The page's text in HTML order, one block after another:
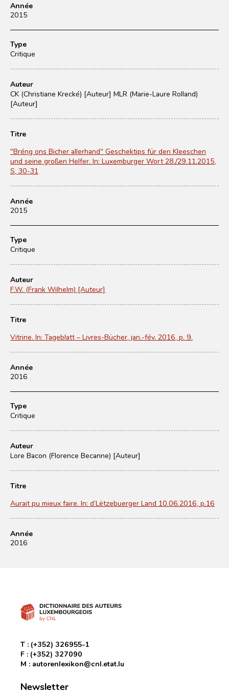
Année
2015
Type
Critique
Auteur
CK (Christiane Krecké) [Auteur] MLR (Marie-Laure Rolland)
[Auteur]
Titre
"Bréng ons Bicher allerhand" Geschektips für den Kleeschen
und seine großen Helfer. In: Luxemburger Wort 28./29.11.2015,
S, 30-31
Année
2015
Type
Critique
Auteur
F.W. (Frank Wilhelm) [Auteur]
Titre
Vitrine. In: Tageblatt – Livres-Bücher, jan.-fév. 2016, p. 9.
Année
2016
Type
Critique
Auteur
Lore Bacon (Florence Becanne) [Auteur]
Titre
Aurait pu mieux faire. In: d’Lëtzebuerger Land 10.06.2016, p.16
Année
2016
T : (+352) 326955-1
F : (+352) 327090
M : autorenlexikon@cnl.etat.lu
Newsletter